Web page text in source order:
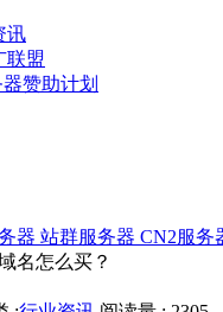
讯
联盟
器赞助计划
器 站群服务器 CN2服务
名怎么买？